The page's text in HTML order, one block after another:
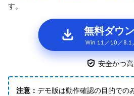
す。
無料ダウ
Win 11／10／8.1
安全かつ
注意： デモ版は動作確認の目的での